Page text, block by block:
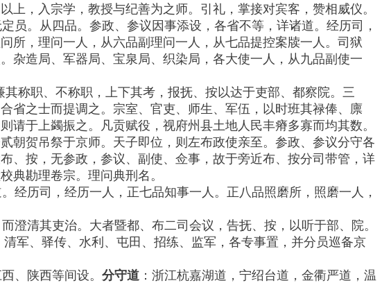
，入宗学，教授与纪善为之师。引礼，掌接对宾客，赞相威仪。
员。从四品。参政、参议因事添设，各省不等，详诸道。经历司，
所，理问一人，从六品副理问一人，从七品提控案牍一人。司狱
杂造局、军器局、宝泉局、织染局，各大使一人，从九品副使一
其称职、不称职，上下其考，报抚、按以达于吏部、都察院。三
省之士而提调之。宗室、官吏、师生、军伍，以时班其禄俸、廪
于上蠲振之。凡贡赋役，视府州县土地人民丰瘠多寡而均其数。
朝贺吊祭于京师。天子即位，则左布政使亲至。参政、参议分守各
、按，无参政，参议、副使、佥事，故于旁近布、按分司带管，详
典勘理卷宗。理问典刑名。
经历司，经历一人，正七品知事一人。正八品照磨所，照磨一人，
澄清其吏治。大者暨都、布二司会议，告抚、按，以听于部、院。
军、驿传、水利、屯田、招练、监军，各专事置，并分员巡备京
西、陕西等间设。 分守道 ：浙江杭嘉湖道，宁绍台道，金衢严道，温